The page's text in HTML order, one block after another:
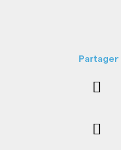
Partager